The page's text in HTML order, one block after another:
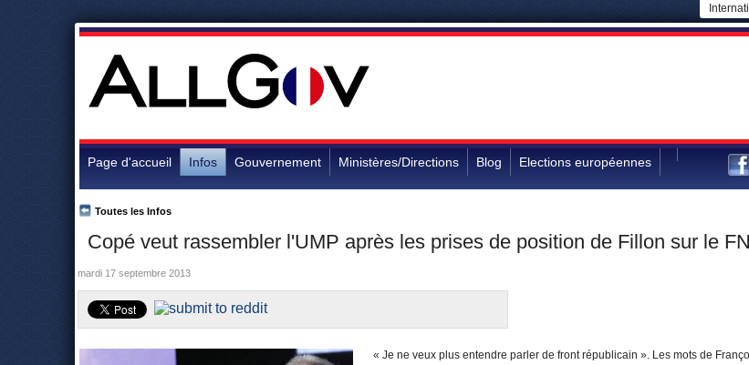
Page d'accueil Infos Gouvernement Ministères/Directions Blog Elections européennes
Copé veut rassembler l'UMP après les prises de position de Fillon sur le FN
Toutes les Infos
mardi 17 septembre 2013
« Je ne veux plus entendre parler de front républicain ». Les mots de